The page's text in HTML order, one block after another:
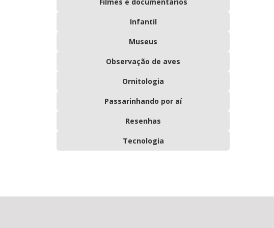
Infantil
Museus
Observação de aves
Ornitologia
Passarinhando por aí
Resenhas
Tecnologia